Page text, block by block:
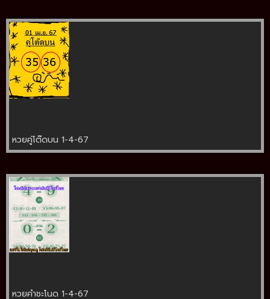
หวยคู่โต๊ดบน 1-4-67
หวยคำชะโนด 1-4-67